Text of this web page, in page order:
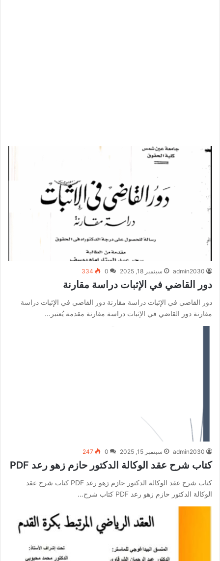
admin2030 سبتمبر 18, 2025 0
334
دور القاضي في الإثبات دراسة مقارنة
دور القاضي في الإثبات دراسة مقارنة دور القاضي في الإثبات دراسة
مقارنة دور القاضي في الإثبات دراسة مقارنة مقدمة يُعتبر…
admin2030 سبتمبر 15, 2025 0
247
كتاب شرح عقد الوكالة الدكتور حازم زهو رعد PDF
كتاب شرح عقد الوكالة الدكتور حازم زهو رعد PDF كتاب شرح عقد
الوكالة الدكتور حازم زهو رعد PDF كتاب شرح…